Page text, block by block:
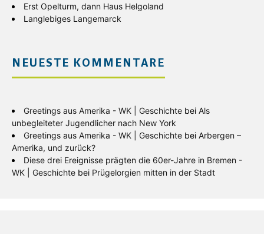
Erst Opelturm, dann Haus Helgoland
Langlebiges Langemarck
NEUESTE KOMMENTARE
Greetings aus Amerika - WK | Geschichte bei Als
unbegleiteter Jugendlicher nach New York
Greetings aus Amerika - WK | Geschichte bei Arbergen –
Amerika, und zurück?
Diese drei Ereignisse prägten die 60er-Jahre in Bremen -
WK | Geschichte bei Prügelorgien mitten in der Stadt